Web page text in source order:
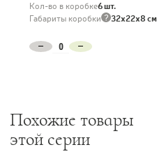
Кол-во в коробке6 шт.
Габариты коробки ? 32х22х8 см
Похожие товары
этой серии